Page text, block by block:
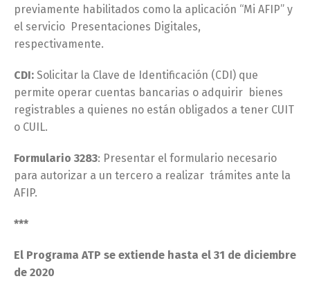
previamente habilitados como la aplicación “Mi AFIP” y
el servicio Presentaciones Digitales,
respectivamente.
CDI: Solicitar la Clave de Identificación (CDI) que
permite operar cuentas bancarias o adquirir bienes
registrables a quienes no están obligados a tener CUIT
o CUIL.
Formulario 3283: Presentar el formulario necesario
para autorizar a un tercero a realizar trámites ante la
AFIP.
***
El Programa ATP se extiende hasta el 31 de diciembre
de 2020